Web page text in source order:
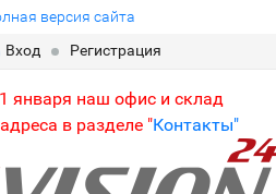
версия сайта
Вход
Регистрация
января наш офис и склад
в разделе "Контакты"